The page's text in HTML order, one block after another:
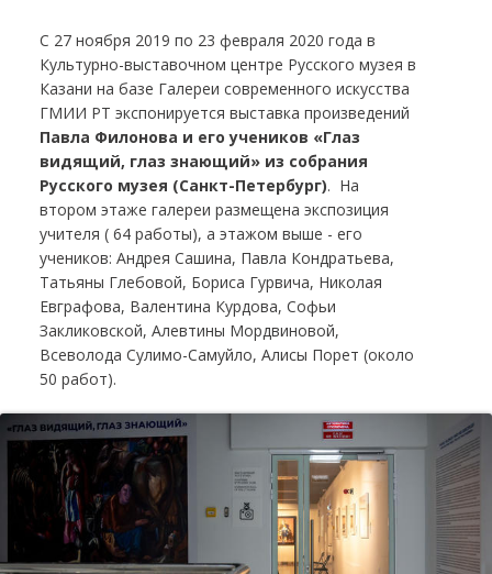
С 27 ноября 2019 по 23 февраля 2020 года в
Культурно-выставочном центре Русского музея в
Казани на базе Галереи современного искусства
ГМИИ РТ экспонируется выставка произведений
Павла Филонова и его учеников «Глаз
видящий, глаз знающий» из собрания
Русского музея (Санкт-Петербург). На
втором этаже галереи размещена экспозиция
учителя ( 64 работы), а этажом выше - его
учеников: Андрея Сашина, Павла Кондратьева,
Татьяны Глебовой, Бориса Гурвича, Николая
Евграфова, Валентина Курдова, Софьи
Закликовской, Алевтины Мордвиновой,
Всеволода Сулимо-Самуйло, Алисы Порет (около
50 работ).